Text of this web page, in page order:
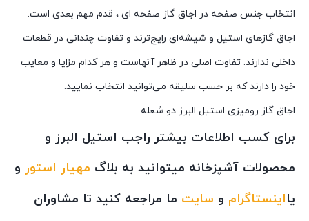
انتخاب جنس صفحه در اجاق گاز صفحه ای ، قدم مهم بعدی است.
اجاق گازهای استیل و شیشه‌ای رایج‌ترند و تفاوت چندانی در قطعات
داخلی ندارند. تفاوت اصلی در ظاهر آنهاست و هر کدام مزایا و معایب
خود را دارند که بر حسب سلیقه می‌توانید انتخاب نمایید.
اجاق گاز رومیزی استیل البرز دو شعله
برای کسب اطلاعات بیشتر راجب استیل البرز و
محصولات آشپزخانه میتوانید به بلاگ مهیار استور و
یااینستاگرام و سایت ما مراجعه کنید تا مشاوران